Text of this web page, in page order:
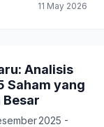
11 May 2026
Analisis
Saham yang
Besar
2025 -